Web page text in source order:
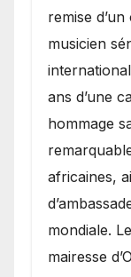
remise
musicien
ans d’une
hommage
africaines,
mondiale.
mairesse